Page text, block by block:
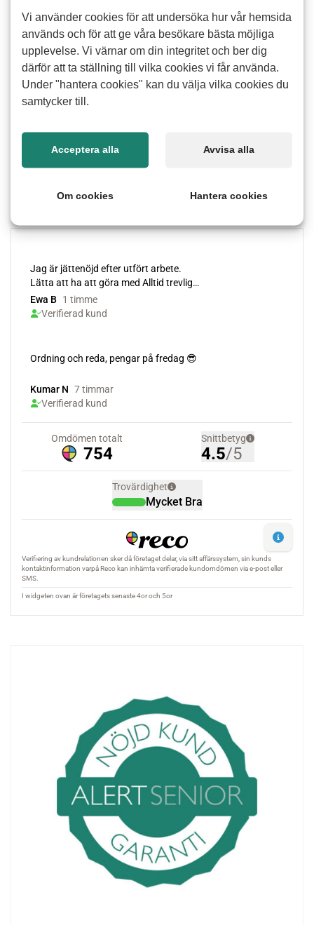
Att rensa ogräs och kratta löv kan vara tidskrävande och
fysiskt ansträngande särskilt under intensiva perioder på
våren och hösten. Med hjälp av våra erfarna seniorer får du
en lösning som anpassas efter dina behov. Du kan få hjälp
både med enstaka tillfällen och löpande skötsel av din
utemiljö ren, trivsam och lätt att ta hand om.
Vill du ha hjälp med ogräsrensning och krattning? Fyll i
dig på ett sätt som passar din vardag.
Vi använder cookies för att undersöka hur vår hemsida
används och för att ge våra besökare bästa möjliga
upplevelse. Vi värnar om din integritet och ber dig
därför att ta ställning till vilka cookies vi får använda.
Under "hantera cookies" kan du välja vilka cookies du
samtycker till.
Acceptera alla Avvisa alla
Om cookies Hantera cookies